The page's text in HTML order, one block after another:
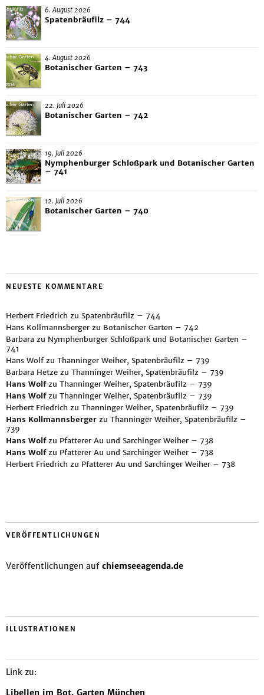
6. August 2026
Spatenbräufilz – 744
4. August 2026
Botanischer Garten – 743
22. Juli 2026
Botanischer Garten – 742
19. Juli 2026
Nymphenburger Schloßpark und Botanischer Garten
– 741
12. Juli 2026
Botanischer Garten – 740
NEUESTE KOMMENTARE
Herbert Friedrich zu Spatenbräufilz – 744
Hans Kollmannsberger zu Botanischer Garten – 742
Barbara zu Nymphenburger Schloßpark und Botanischer Garten –
741
Hans Wolf zu Thanninger Weiher, Spatenbräufilz – 739
Barbara Hetze zu Thanninger Weiher, Spatenbräufilz – 739
Hans Wolfzu Thanninger Weiher, Spatenbräufilz – 739
Hans Wolfzu Thanninger Weiher, Spatenbräufilz – 739
Herbert Friedrich zu Thanninger Weiher, Spatenbräufilz – 739
Hans Kollmannsberger zu Thanninger Weiher, Spatenbräufilz –
739
Hans Wolfzu Pfatterer Au und Sarchinger Weiher – 738
Hans Wolfzu Pfatterer Au und Sarchinger Weiher – 738
Herbert Friedrich zu Pfatterer Au und Sarchinger Weiher – 738
VERÖFFENTLICHUNGEN
Veröffentlichungen auf chiemseeagenda.de
ILLUSTRATIONEN
Link zu:
Libellen im Bot. Garten München